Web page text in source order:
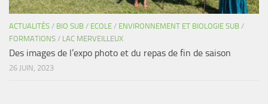
ACTUALITÉS / BIO SUB / ECOLE / ENVIRONNEMENT ET BIOLOGIE SUB /
FORMATIONS / LAC MERVEILLEUX
Des images de l’expo photo et du repas de fin de saison
26 JUIN, 2023